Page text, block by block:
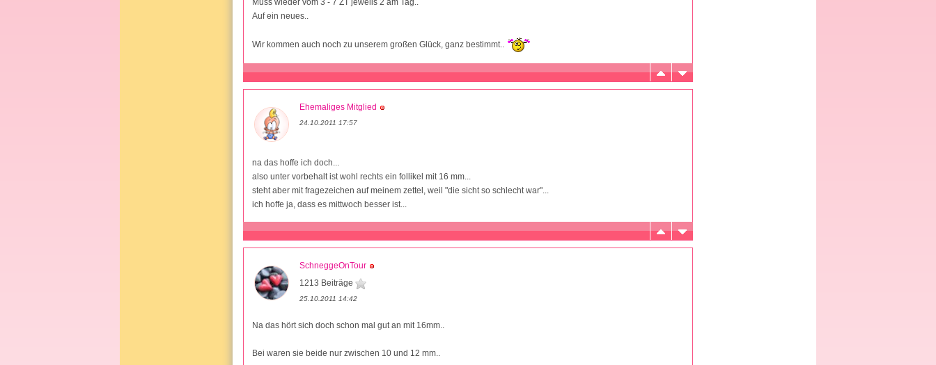
Muss wieder vom 3 - 7 ZT jeweils 2 am Tag..
Auf ein neues..
Wir kommen auch noch zu unserem großen Glück, ganz bestimmt..
Ehemaliges Mitglied
24.10.2011 17:57
na das hoffe ich doch...
also unter vorbehalt ist wohl rechts ein follikel mit 16 mm...
steht aber mit fragezeichen auf meinem zettel, weil "die sicht so schlecht war"...
ich hoffe ja, dass es mittwoch besser ist...
SchneggeOnTour
1213 Beiträge
25.10.2011 14:42
Na das hört sich doch schon mal gut an mit 16mm..
Bei waren sie beide nur zwischen 10 und 12 mm..